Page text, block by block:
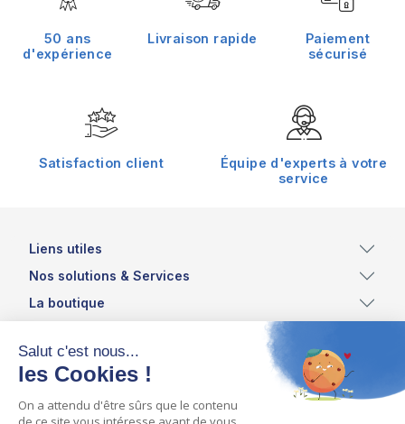
50 ans
d'expérience
Livraison rapide
Paiement
sécurisé
Satisfaction client
Équipe d'experts à votre
service
Liens utiles
Nos solutions & Services
La boutique
Inscrivez vous à notre newsletter et recevez les
dernières actualités et offres du moment !